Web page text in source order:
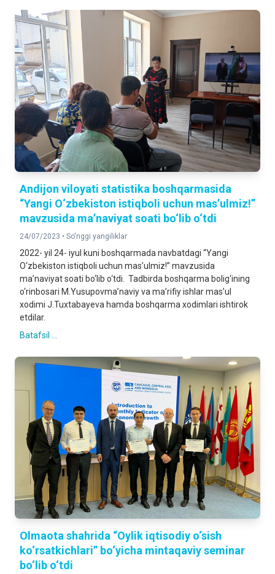
Andijon viloyati statistika boshqarmasida
“Yangi O‘zbekiston istiqboli uchun mas’ulmiz!”
mavzusida ma’naviyat soati bo‘lib o‘tdi
24/07/2023 • So'nggi yangiliklar
2022- yil 24- iyul kuni boshqarmada navbatdagi “Yangi
O‘zbekiston istiqboli uchun mas’ulmiz!” mavzusida
ma’naviyat soati bo‘lib o‘tdi. Tadbirda boshqarma bolig‘ining
o‘rinbosari M.Yusupovma’naviy va ma’rifiy ishlar mas’ul
xodimi J.Tuxtabayeva hamda boshqarma xodimlari ishtirok
etdilar.
Batafsil ...
Olmaota shahrida “Oylik iqtisodiy o‘sish
ko‘rsatkichlari” bo‘yicha mintaqaviy seminar
bo‘lib o‘tdi